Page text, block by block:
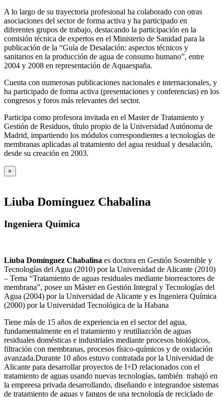
A lo largo de su trayectoria profesional ha colaborado con otras
asociaciones del sector de forma activa y ha participado en
diferentes grupos de trabajo, destacando la participación en la
comisión técnica de expertos en el Ministerio de Sanidad para la
publicación de la “Guía de Desalación: aspectos técnicos y
sanitarios en la producción de agua de consumo humano”, entre
2004 y 2008 en representación de Aquaespaña.
Cuenta con numerosas publicaciones nacionales e internacionales, y
ha participado de forma activa (presentaciones y conferencias) en los
congresos y foros más relevantes del sector.
Participa como profesora invitada en el Master de Tratamiento y
Gestión de Residuos, título propio de la Universidad Autónoma de
Madrid, impartiendo los módulos correspondientes a tecnologías de
membranas aplicadas al tratamiento del agua residual y desalación,
desde su creación en 2003.
×
Liuba Domínguez Chabalina
Ingeniera Química
Liuba Domínguez Chabalina es doctora en Gestión Sostenible y
Tecnologías del Agua (2010) por la Universidad de Alicante (2010)
– Tema “Tratamiento de aguas residuales mediante biorreactores de
membrana”, posee un Máster en Gestión Integral y Tecnologías del
Agua (2004) por la Universidad de Alicante y es Ingeniera Química
(2000) por la Universidad Tecnológica de la Habana
Tiene más de 15 años de experiencia en el sector del agua,
fundamentalmente en el tratamiento y reutiliazción de aguas
residuales domésticas e industriales mediante procesos biológicos,
filtración con membranas, procesos físico-químicos y de oxidación
avanzada.Durante 10 años estuvo contratada por la Universidad de
Alicante para desarrollar proyectos de I+D relacionados con el
tratamiento de aguas usando nuevas tecnologías, también trabajó en
la empreesa privada desarrollando, diseñando e integrandoe sistemas
de tratamiento de aguas y fangos de una tecnología de reciclado de